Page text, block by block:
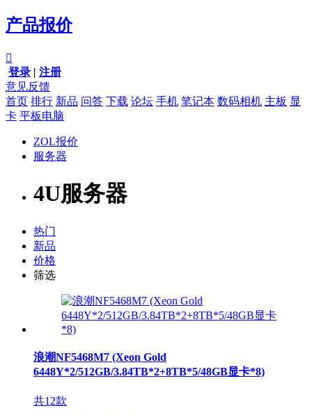
产品报价

登录 | 注册
意见反馈
首页 排行 新品 问答 下载 论坛 手机 笔记本 数码相机 主板 显
卡 平板电脑
ZOL报价
服务器
4U服务器
热门
新品
价格
筛选
浪潮NF5468M7 (Xeon Gold
6448Y*2/512GB/3.84TB*2+8TB*5/48GB显卡*8)
共12款